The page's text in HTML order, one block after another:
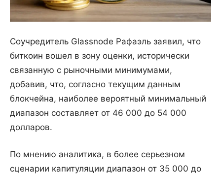
Соучредитель Glassnode Рафаэль заявил, что
биткоин вошел в зону оценки, исторически
связанную с рыночными минимумами,
добавив, что, согласно текущим данным
блокчейна, наиболее вероятный минимальный
диапазон составляет от 46 000 до 54 000
долларов.
По мнению аналитика, в более серьезном
сценарии капитуляции диапазон от 35 000 до